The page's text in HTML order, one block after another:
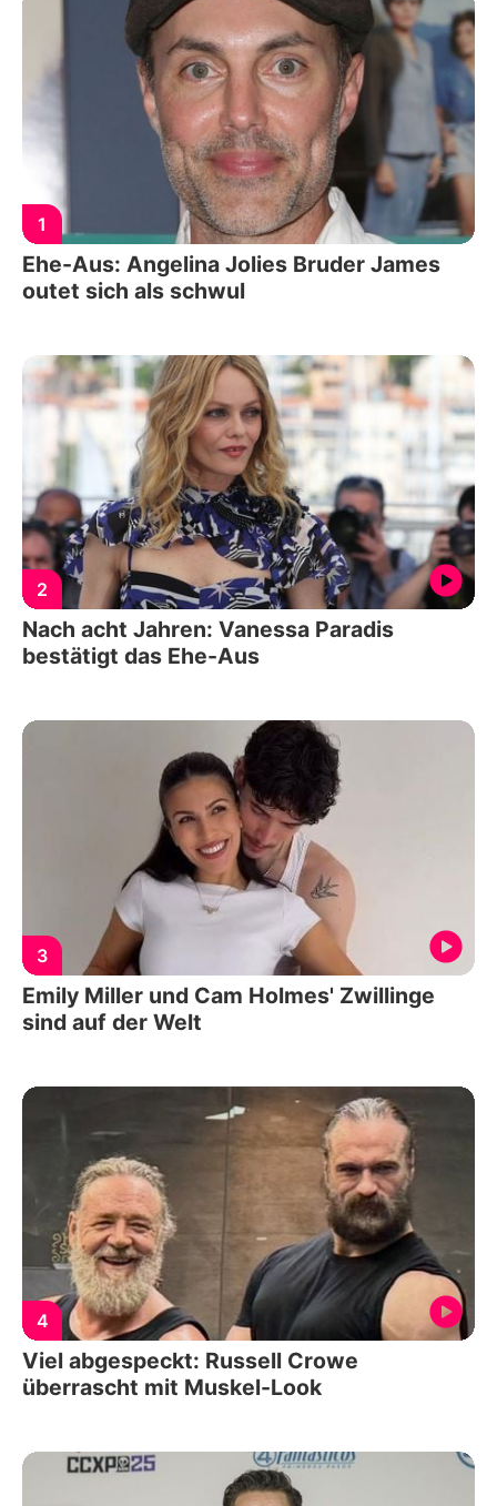
1
Ehe-Aus: Angelina Jolies Bruder James
outet sich als schwul
2
Nach acht Jahren: Vanessa Paradis
bestätigt das Ehe-Aus
3
Emily Miller und Cam Holmes' Zwillinge
sind auf der Welt
4
Viel abgespeckt: Russell Crowe
überrascht mit Muskel-Look